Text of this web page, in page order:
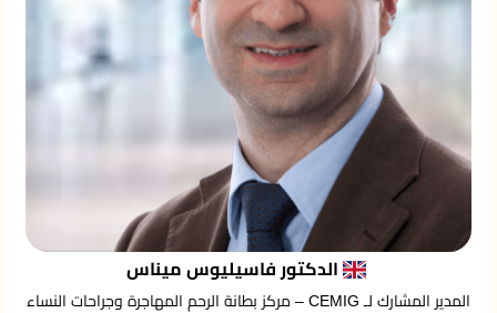
الدكتور فاسيليوس ميناس
المدير المشارك لـ CEMIG – مركز بطانة الرحم المهاجرة وجراحات النساء